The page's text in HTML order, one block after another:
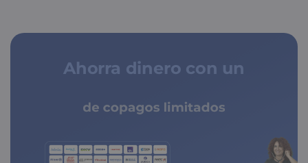
Ahorra dinero con un
de copagos limitados